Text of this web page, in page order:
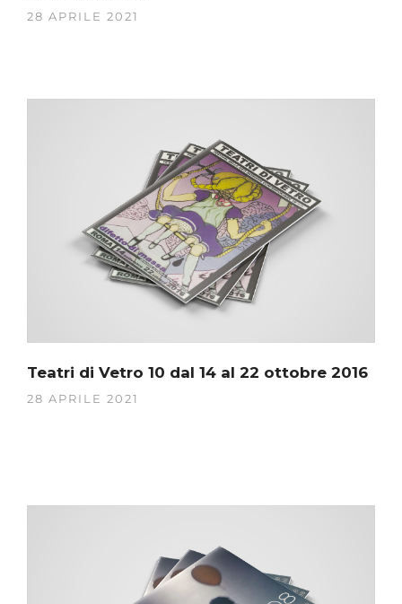
28 APRILE 2021
Teatri di Vetro 10 dal 14 al 22 ottobre 2016
28 APRILE 2021